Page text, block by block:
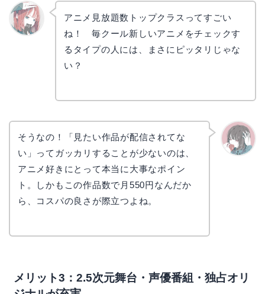
アニメ見放題数トップクラスってすごい
ね！ 毎クール新しいアニメをチェックす
るタイプの人には、まさにピッタリじゃな
い？
そうなの！「見たい作品が配信されてな
い」ってガッカリすることが少ないのは、
アニメ好きにとって本当に大事なポイン
ト。しかもこの作品数で月550円なんだか
ら、コスパの良さが際立つよね。
メリット3：2.5次元舞台・声優番組・独占オリ